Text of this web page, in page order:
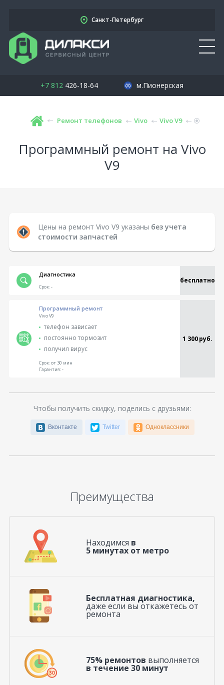
Санкт-Петербург
+7 812426-18-64 м.Пионерская
Ремонт телефонов Vivo Vivo V9
Программный ремонт на Vivo
V9
Цены на ремонт Vivo V9 указаны без учета
стоимости запчастей
Диагностика
бесплатно
Срок:-
Программный ремонт
Vivo V9
телефон зависает
постоянно тормозит
получил вирус
1 300 руб.
Срок:от 30 мин
Гарантия:-
Чтобы получить скидку, поделись с друзьями:
Вконтакте Twitter Одноклассники
Преимущества
Находимся в
5 минутах от метро
Бесплатная диагностика,
даже если вы откажетесь от
ремонта
75% ремонтов выполняется
в течение 30 минут